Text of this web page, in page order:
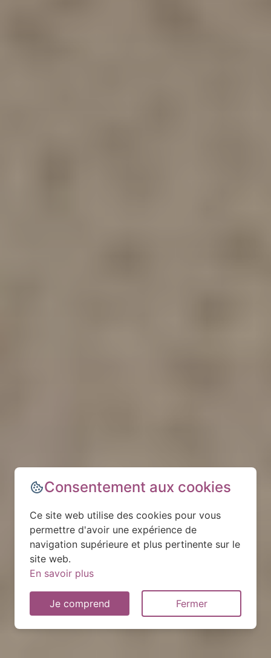
Consentement aux cookies
Ce site web utilise des cookies pour vous
permettre d'avoir une expérience de
navigation supérieure et plus pertinente sur le
site web.
En savoir plus
Je comprend Fermer